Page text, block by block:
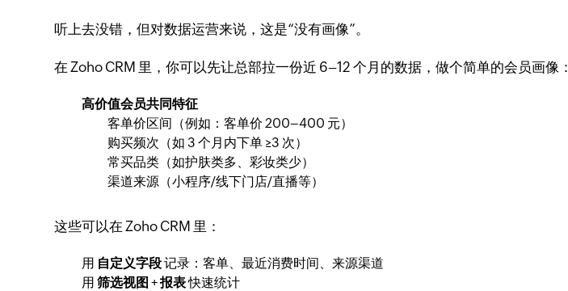
听上去没错，但对数据运营来说，这是“没有画像”。
在 Zoho CRM 里，你可以先让总部拉一份近 6–12 个月的数据，做个简单的会员画像：
高价值会员共同特征
客单价区间（例如：客单价 200–400 元）
购买频次（如 3 个月内下单 ≥3 次）
常买品类（如护肤类多、彩妆类少）
渠道来源（小程序/线下门店/直播等）
这些可以在 Zoho CRM 里：
用 自定义字段记录：客单、最近消费时间、来源渠道
用筛选视图 +报表快速统计